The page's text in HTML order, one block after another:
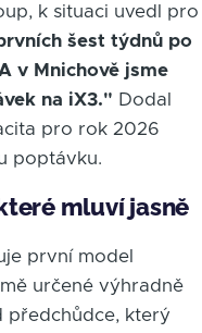
k situaci uvedl pro
šest týdnů po
v Mnichově jsme
na iX3." Dodal
pro rok 2026
poptávku.
mluví jasně
první model
určené výhradně
předchůdce, který